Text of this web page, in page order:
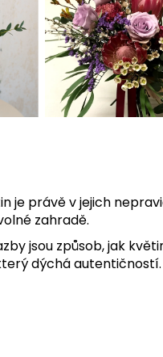
je právě v jejich
zahradě.
jsou způsob, jak
dýchá autentičností.